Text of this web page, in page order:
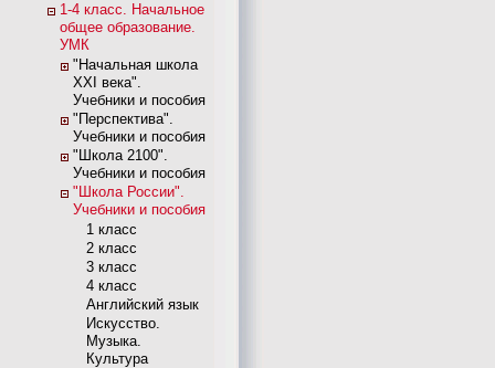
1-4 класс. Начальное
общее образование.
УМК
"Начальная школа
XXI века".
Учебники и пособия
"Перспектива".
Учебники и пособия
"Школа 2100".
Учебники и пособия
"Школа России".
Учебники и пособия
1 класс
2 класс
3 класс
4 класс
Английский язык
Искусство.
Музыка.
Культура